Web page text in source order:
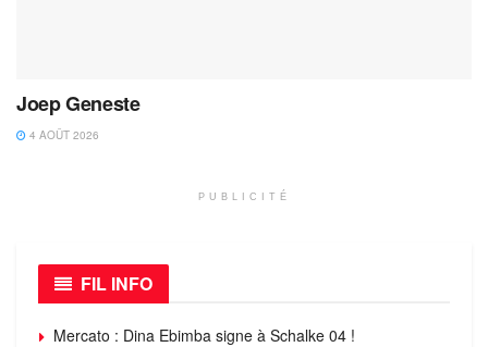
Joep Geneste
4 AOÛT 2026
PUBLICITÉ
FIL INFO
Mercato : Dina Ebimba signe à Schalke 04 !